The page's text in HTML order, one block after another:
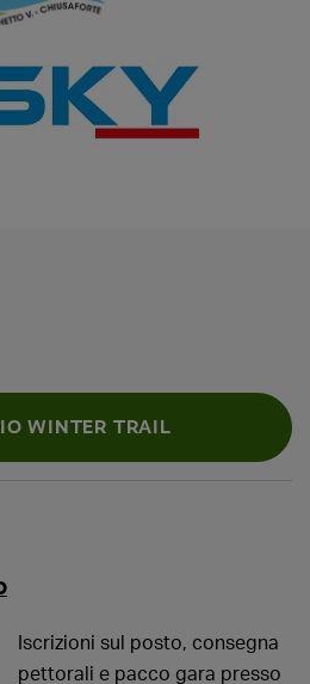
WINTER TRAIL
Iscrizioni sul posto, consegna
pettorali e pacco gara presso